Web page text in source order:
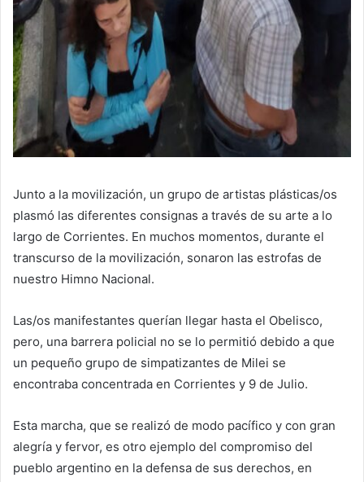
Junto a la movilización, un grupo de artistas plásticas/os
plasmó las diferentes consignas a través de su arte a lo
largo de Corrientes. En muchos momentos, durante el
transcurso de la movilización, sonaron las estrofas de
nuestro Himno Nacional.
Las/os manifestantes querían llegar hasta el Obelisco,
pero, una barrera policial no se lo permitió debido a que
un pequeño grupo de simpatizantes de Milei se
encontraba concentrada en Corrientes y 9 de Julio.
Esta marcha, que se realizó de modo pacífico y con gran
alegría y fervor, es otro ejemplo del compromiso del
pueblo argentino en la defensa de sus derechos, en